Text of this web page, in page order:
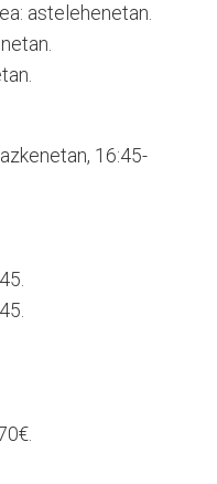
astelehenetan.
16:45-